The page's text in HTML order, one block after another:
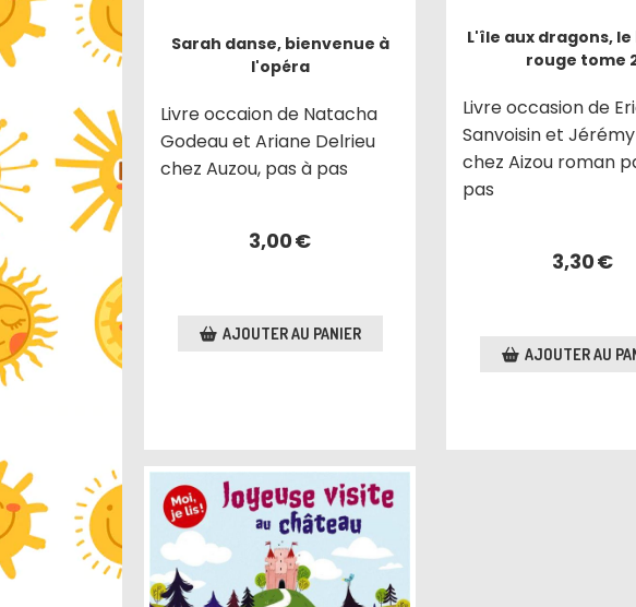
Sarah danse, bienvenue à
l'opéra
Livre occaion de Natacha
Godeau et Ariane Delrieu
chez Auzou, pas à pas
3,00€
AJOUTER AU PANIER
L'île aux dragons,
rouge tome
Livre occasion de
Sanvoisin et
chez Aizou roman
pas
3,30€
AJOUTER AU